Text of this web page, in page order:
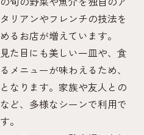
ミで探す創作料理の魅
の話題店から食の発見
ーから選ぶ人気レストラ
創意あふれる食事
リアンやフレンチの技法を
るお店が増えています。
た目にも美しい一皿や、食
メニューが味わえるため、
なります。家族や友人との
ど、多様なシーンで利用で
。